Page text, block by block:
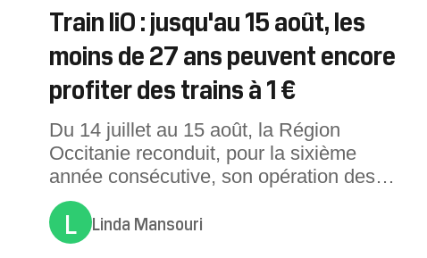
Train liO : jusqu'au 15 août, les
moins de 27 ans peuvent encore
profiter des trains à 1 €
Du 14 juillet au 15 août, la Région
Occitanie reconduit, pour la sixième
année consécutive, son opération des
trains liO à 1€ (hors ligne du Train Jaune)
à destination des moins de 27 ans. Une
initiative pour "parcourir l’Occitanie à
L Linda Mansouri